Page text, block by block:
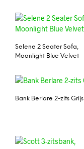
Selene 2 Seater Sofa,
Moonlight Blue Velvet
Bank Berlare 2-zits Grijs